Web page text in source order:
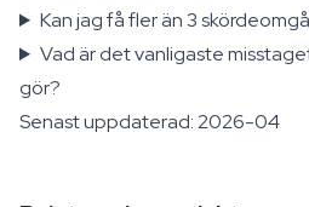
Kan jag få fler än 3
Vad är det vanligaste
gör?
Senast uppdaterad: 2026-04